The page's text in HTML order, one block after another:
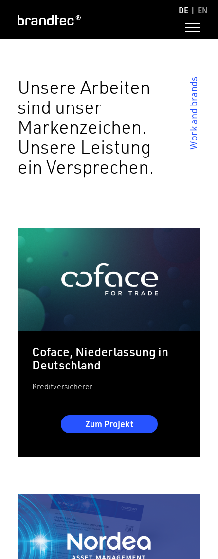
DE EN
Unsere Arbeiten
sind unser
Markenzeichen.
Unsere Leistung
ein Versprechen.
Work and brands
Coface, Niederlassung in
Deutschland
Kreditversicherer
Zum Projekt